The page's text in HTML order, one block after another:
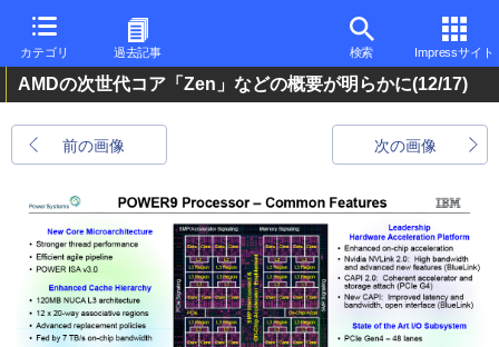
カテゴリ 過去記事 検索 Impressサイト
AMDの次世代コア「Zen」などの概要が明らかに(12/17)
前の画像 次の画像